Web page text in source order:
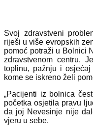
Svoj zdravstveni
riješi u više evropskih
pomoć potraži u Bolnici
zdravstvenom centru,
toplinu, pažnju i
kome se iskreno želi
„Pacijenti iz bolnica
početka osjetila pravu
da joj Nevesinje nije
vjeru u sebe.